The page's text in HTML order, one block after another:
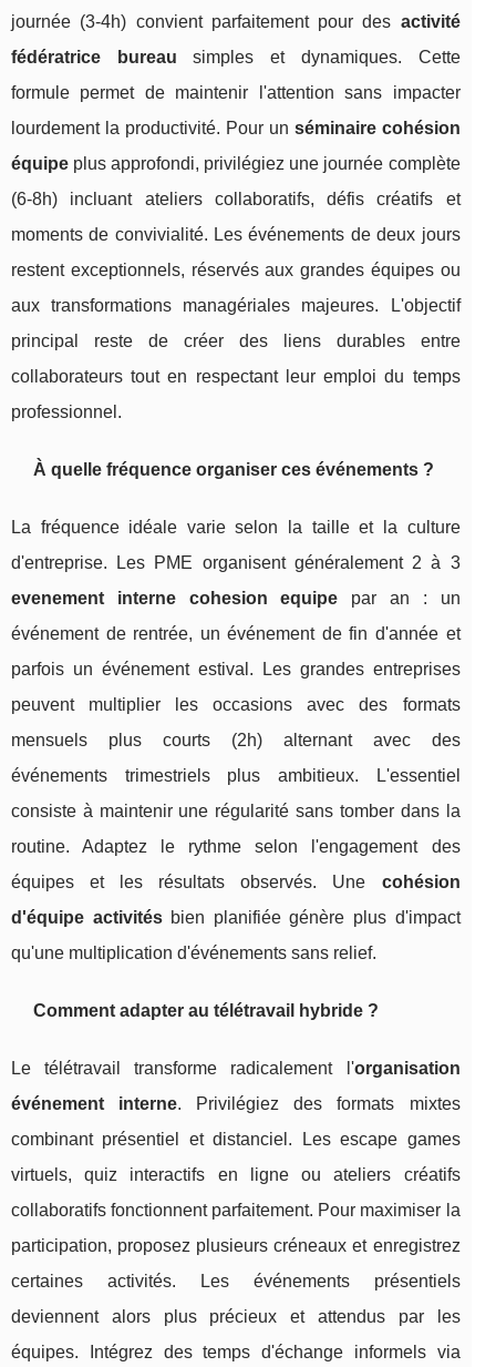
journée (3-4h) convient parfaitement pour des activité
fédératrice bureau simples et dynamiques. Cette
formule permet de maintenir l'attention sans impacter
lourdement la productivité. Pour un séminaire cohésion
équipe plus approfondi, privilégiez une journée complète
(6-8h) incluant ateliers collaboratifs, défis créatifs et
moments de convivialité. Les événements de deux jours
restent exceptionnels, réservés aux grandes équipes ou
aux transformations managériales majeures. L'objectif
principal reste de créer des liens durables entre
collaborateurs tout en respectant leur emploi du temps
professionnel.
À quelle fréquence organiser ces événements ?
La fréquence idéale varie selon la taille et la culture
d'entreprise. Les PME organisent généralement 2 à 3
evenement interne cohesion equipe par an : un
événement de rentrée, un événement de fin d'année et
parfois un événement estival. Les grandes entreprises
peuvent multiplier les occasions avec des formats
mensuels plus courts (2h) alternant avec des
événements trimestriels plus ambitieux. L'essentiel
consiste à maintenir une régularité sans tomber dans la
routine. Adaptez le rythme selon l'engagement des
équipes et les résultats observés. Une cohésion
d'équipe activitésbien planifiée génère plus d'impact
qu'une multiplication d'événements sans relief.
Comment adapter au télétravail hybride ?
Le télétravail transforme radicalement l'organisation
événement interne. Privilégiez des formats mixtes
combinant présentiel et distanciel. Les escape games
virtuels, quiz interactifs en ligne ou ateliers créatifs
collaboratifs fonctionnent parfaitement. Pour maximiser la
participation, proposez plusieurs créneaux et enregistrez
certaines activités. Les événements présentiels
deviennent alors plus précieux et attendus par les
équipes. Intégrez des temps d'échange informels via